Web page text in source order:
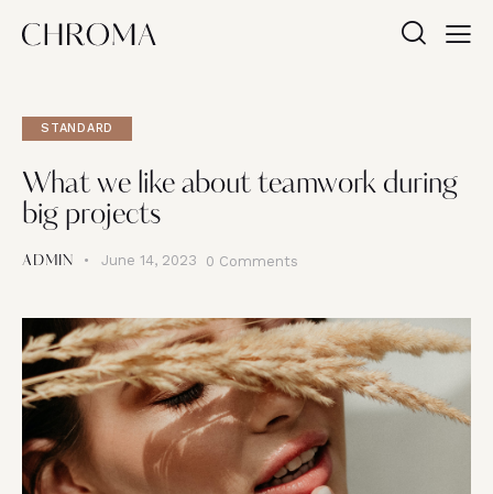
STANDARD
What we like about teamwork during
big projects
ADMIN June 14, 2023 0 Comments